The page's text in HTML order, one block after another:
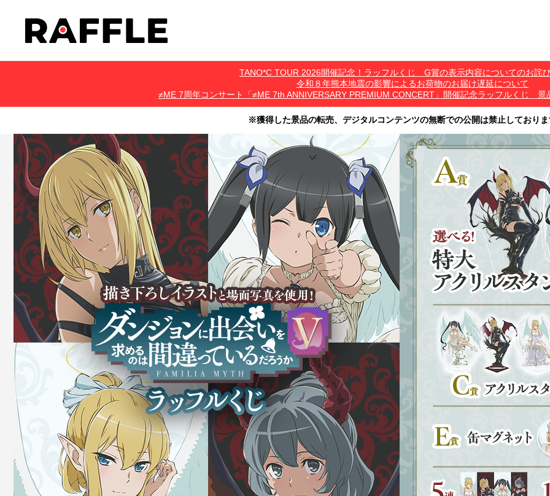
TANO*C TOUR 2026開催記念！ラッフルくじ G賞の表示内容についてのお詫
令和８年熊本地震の影響によるお荷物のお届け遅延について
≠ME 7周年コンサート「≠ME 7th ANNIVERSARY PREMIUM CONCERT」開催記念ラッフルくじ 景
※獲得した景品の転売、デジタルコンテンツの無断での公開は禁止しており
・本サービスで獲得された景品をオークション等へ出品する行為、その他営利目的での転売行為は禁止しております。
・本サービスで獲得された動画･画像･ボイス等のデジタルコンテンツは、出品者が著作権を有しております。無断でのSNS等での公開、譲渡、その他
・当選権利は当選者ご本人のみ有効となります。当選権利の譲渡、オークション等への出品、その他営利目的での転売は禁止しております。